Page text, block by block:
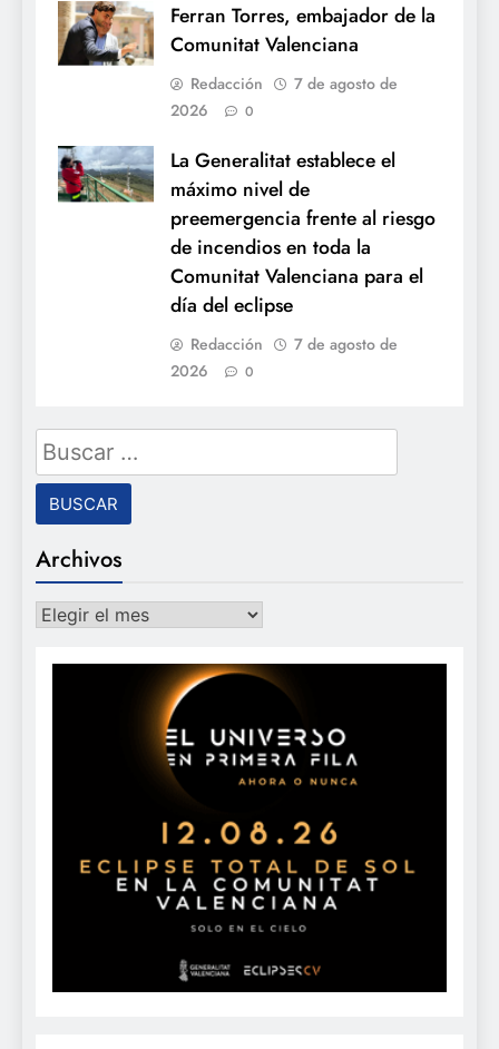
Ferran Torres, embajador de la
Comunitat Valenciana
Redacción
7 de agosto de
2026
0
La Generalitat establece el
máximo nivel de
preemergencia frente al riesgo
de incendios en toda la
Comunitat Valenciana para el
día del eclipse
Redacción
7 de agosto de
2026
0
Buscar:
Archivos
Archivos